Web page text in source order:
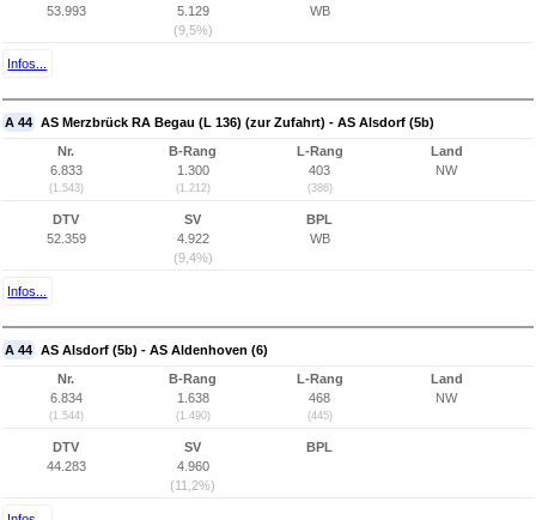
53.993
5.129
(9,5%)
WB
Infos...
A 44 AS Merzbrück RA Begau (L 136) (zur Zufahrt) - AS Alsdorf (5b)
Nr.
6.833
(1.543)
B-Rang
1.300
(1.212)
L-Rang
403
(386)
Land
NW
DTV
52.359
SV
4.922
(9,4%)
BPL
WB
Infos...
A 44 AS Alsdorf (5b) - AS Aldenhoven (6)
Nr.
6.834
(1.544)
B-Rang
1.638
(1.490)
L-Rang
468
(445)
Land
NW
DTV
44.283
SV
4.960
(11,2%)
BPL